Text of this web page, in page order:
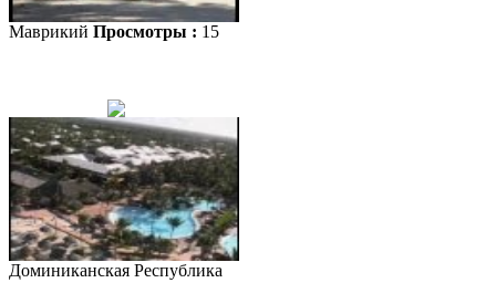
Маврикий Просмотры : 15
Доминиканская Республика